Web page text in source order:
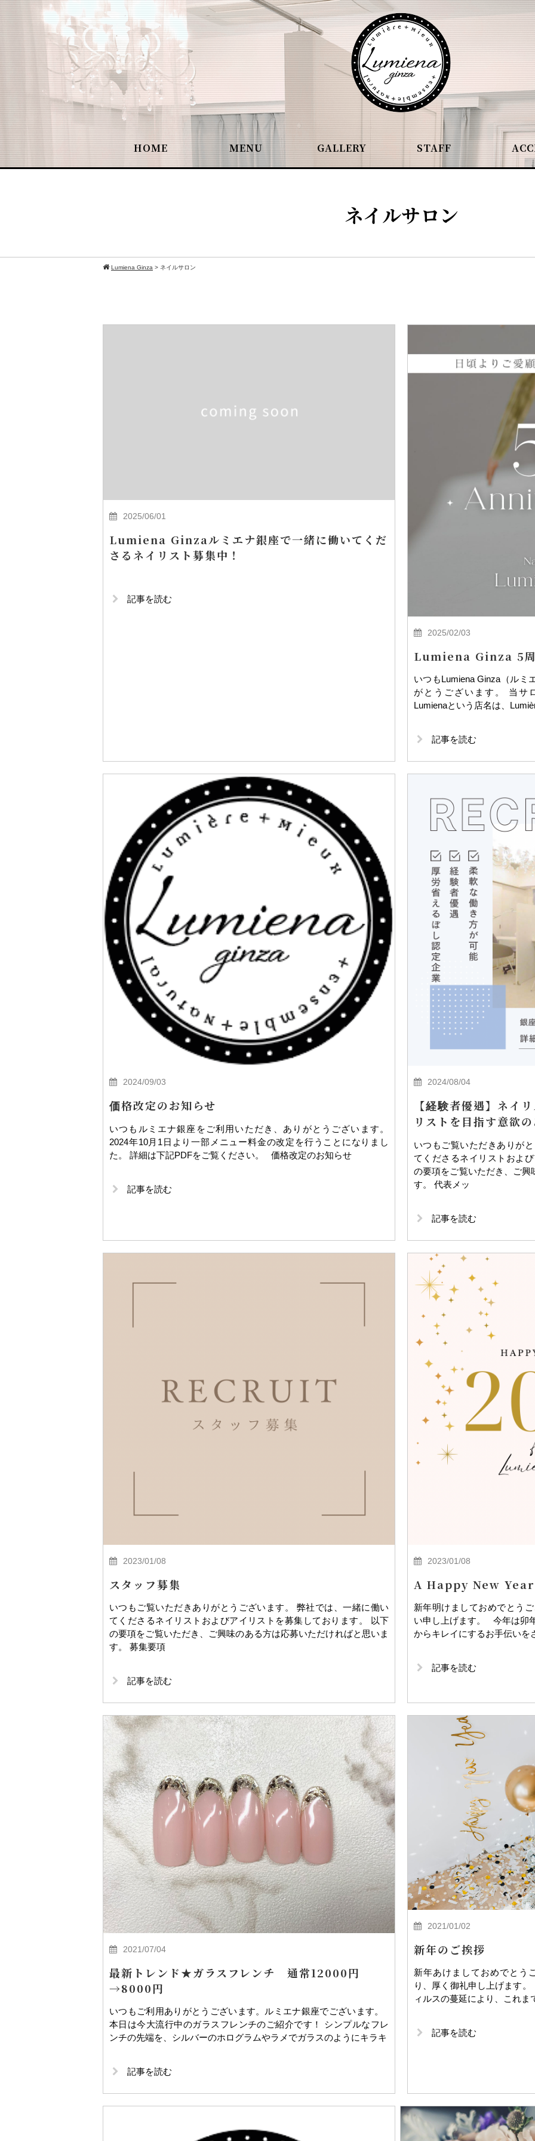
HOME MENU GALLERY STAFF
ネイルサロン
Lumiena Ginza > ネイルサロン
2025/06/01
Lumiena Ginzaルミエナ銀座で一緒に働いてくだ
さるネイリスト募集中！
記事を読む
2025/02/03
Lumiena Ginza 5
いつもLumiena Ginza（ルミ
がとうございます。 当サ
Lumienaという店名は、
記事を読む
2024/09/03
価格改定のお知らせ
いつもルミエナ銀座をご利用いただき、ありがとうございます。
2024年10月1日より一部メニュー料金の改定を行うことになりまし
た。 詳細は下記PDFをご覧ください。 価格改定のお知らせ
記事を読む
2024/08/04
【経験者優遇】ネイ
リストを目指す意欲
いつもご覧いただきありが
てくださるネイリストおよ
の要項をご覧いただき、ご
す。 代表メッ
記事を読む
2023/01/08
スタッフ募集
いつもご覧いただきありがとうございます。 弊社では、一緒に働い
てくださるネイリストおよびアイリストを募集しております。 以下
の要項をご覧いただき、ご興味のある方は応募いただければと思いま
す。 募集要項
記事を読む
2023/01/08
A Happy New
新年明けましておめでとう
い申し上げます。 今年は卯
からキレイにするお手伝いを
記事を読む
2021/07/04
最新トレンド★ガラスフレンチ 通常12000円
→8000円
いつもご利用ありがとうございます。ルミエナ銀座でございます。
本日は今大流行中のガラスフレンチのご紹介です！ シンプルなフレ
ンチの先端を、シルバーのホログラムやラメでガラスのようにキラキ
記事を読む
2021/01/02
新年のご挨拶
新年あけましておめでとう
り、厚く御礼申し上げます
ィルスの蔓延により、これ
記事を読む